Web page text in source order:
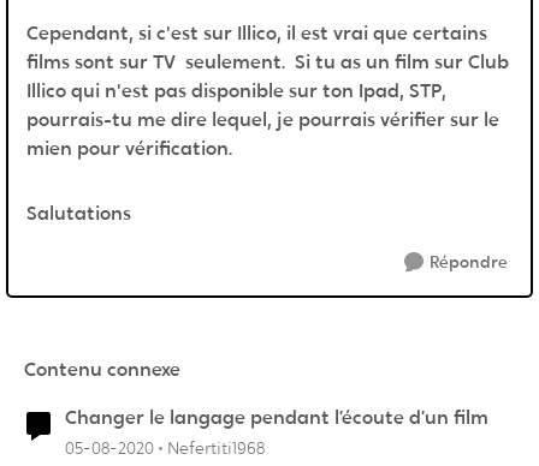
Cependant, si c'est sur Illico, il est vrai que certains
films sont sur TV seulement. Si tu as un film sur Club
Illico qui n'est pas disponible sur ton Ipad, STP,
pourrais-tu me dire lequel, je pourrais vérifier sur le
mien pour vérification.
Salutations
Répondre
Contenu connexe
Changer le langage pendant l’écoute d’un film
05-08-2020 Nefertiti1968